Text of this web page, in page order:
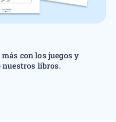
con los juegos y
nuestros libros.